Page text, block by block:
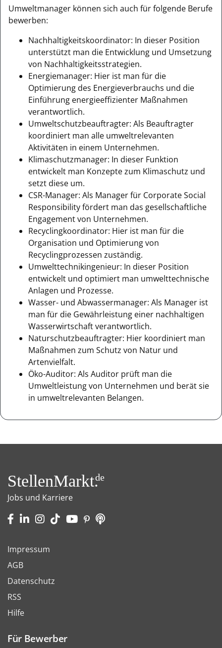
Umweltmanager können sich auch für folgende Berufe
bewerben:
Nachhaltigkeitskoordinator: In dieser Position
unterstützt man die Entwicklung und Umsetzung
von Nachhaltigkeitsstrategien.
Energiemanager: Hier ist man für die
Optimierung des Energieverbrauchs und die
Einführung energieeffizienter Maßnahmen
verantwortlich.
Umweltschutzbeauftragter: Als Beauftragter
koordiniert man alle umweltrelevanten
Aktivitäten in einem Unternehmen.
Klimaschutzmanager: In dieser Funktion
entwickelt man Konzepte zum Klimaschutz und
setzt diese um.
CSR-Manager: Als Manager für Corporate Social
Responsibility fördert man das gesellschaftliche
Engagement von Unternehmen.
Recyclingkoordinator: Hier ist man für die
Organisation und Optimierung von
Recyclingprozessen zuständig.
Umwelttechnikingenieur: In dieser Position
entwickelt und optimiert man umwelttechnische
Anlagen und Prozesse.
Wasser- und Abwassermanager: Als Manager ist
man für die Gewährleistung einer nachhaltigen
Wasserwirtschaft verantwortlich.
Naturschutzbeauftragter: Hier koordiniert man
Maßnahmen zum Schutz von Natur und
Artenvielfalt.
Öko-Auditor: Als Auditor prüft man die
Umweltleistung von Unternehmen und berät sie
in umweltrelevanten Belangen.
StellenMarkt.de
Jobs und Karriere
Impressum
AGB
Datenschutz
RSS
Hilfe
Für Bewerber